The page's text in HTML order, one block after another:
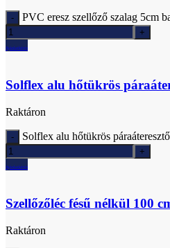
PVC eresz szellőző szalag 5cm
Ajánlatkérés
Solflex alu hőtükrös
Raktáron
Solflex alu hőtükrös
Ajánlatkérés
Szellőzőléc fésű nélkül 100
Raktáron